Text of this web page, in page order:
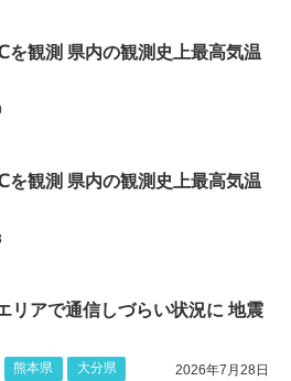
観測 県内の観測史上最高気温
観測 県内の観測史上最高気温
リアで通信しづらい状況に 地震
熊本県
大分県
2026年7月28日